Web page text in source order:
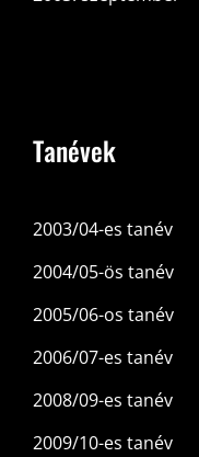
Tanévek
2003/04-es tanév
2004/05-ös tanév
2005/06-os tanév
2006/07-es tanév
2008/09-es tanév
2009/10-es tanév